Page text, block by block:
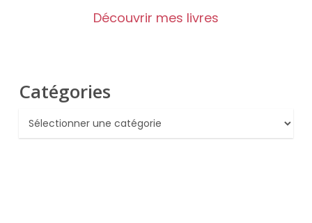
Découvrir mes livres
Catégories
Catégories